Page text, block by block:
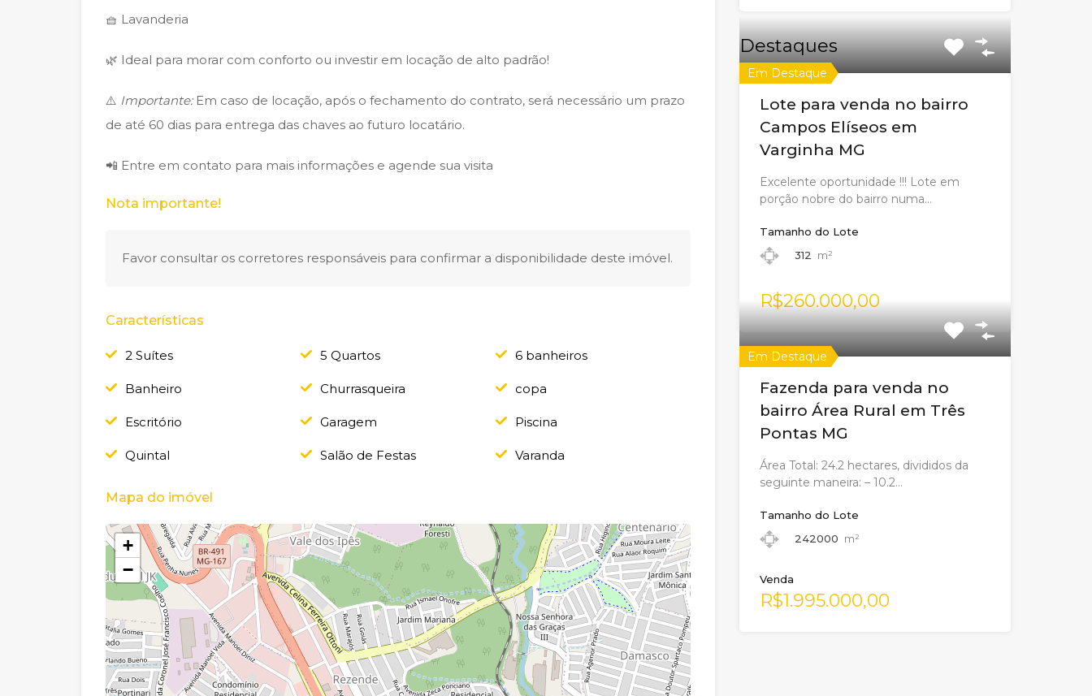
🧺 Lavanderia
🌿 Ideal para morar com conforto ou investir em locação de alto padrão!
⚠️ Importante:Em caso de locação, após o fechamento do contrato, será necessário um prazo
de até 60 dias para entrega das chaves ao futuro locatário.
📲 Entre em contato para mais informações e agende sua visita
Nota importante!
Favor consultar os corretores responsáveis para confirmar a disponibilidade deste imóvel.
Características
2 Suítes 5 Quartos 6 banheiros
Banheiro Churrasqueira copa
Escritório Garagem Piscina
Quintal Salão de Festas Varanda
Mapa do imóvel
+
−
Destaques
Em Destaque
Lote para venda no bairro
Campos Elíseos em
Varginha MG
Excelente oportunidade !!! Lote em
porção nobre do bairro numa…
Tamanho do Lote
312
m²
R$260.000,00
Em Destaque
Fazenda para venda no
bairro Área Rural em Três
Pontas MG
Área Total: 24.2 hectares, divididos da
seguinte maneira: – 10.2…
Tamanho do Lote
242000 m²
Venda
R$1.995.000,00